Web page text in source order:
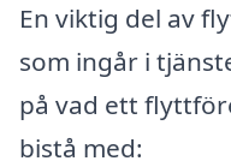
En viktig del av
som ingår i
på vad ett
bistå med: